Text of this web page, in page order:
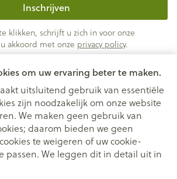
om uw ervaring beter te maken.
uitsluitend gebruik van essentiële
zijn noodzakelijk om onze website
We maken geen gebruik van
daarom bieden we geen
te weigeren of uw cookie-
passen. We leggen dit in detail uit in
Inschrijven
klikken, schrijft u zich in voor onze
akkoord met onze privacy policy.